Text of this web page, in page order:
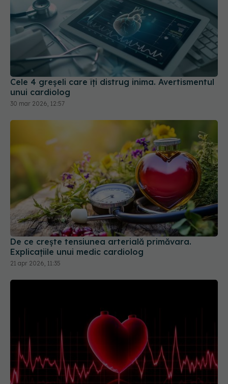
Cele 4 greșeli care îți distrug inima. Avertismentul
unui cardiolog
30 mar 2026, 12:57
De ce crește tensiunea arterială primăvara.
Explicațiile unui medic cardiolog
21 apr 2026, 11:35